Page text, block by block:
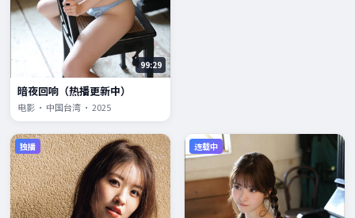
99:29
暗夜回响（热播更新中）
电影 · 中国台湾 · 2025
独播 连载中